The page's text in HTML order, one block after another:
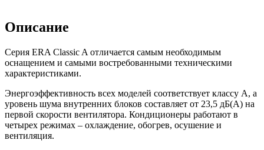
Описание
Серия ERA Classic A отличается самым необходимым
оснащением и самыми востребованными техническими
характеристиками.
Энергоэффективность всех моделей соответствует классу А, а
уровень шума внутренних блоков составляет от 23,5 дБ(А) на
первой скорости вентилятора. Кондиционеры работают в
четырех режимах – охлаждение, обогрев, осушение и
вентиляция.